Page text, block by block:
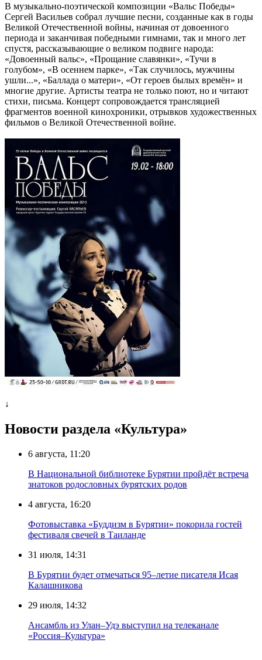
В музыкально-поэтической композиции «Вальс Победы»
Сергей Васильев собрал лучшие песни, созданные как в годы
Великой Отечественной войны, начиная от довоенного
периода и заканчивая победными гимнами, так и много лет
спустя, рассказывающие о великом подвиге народа:
«Довоенный вальс», «Прощание славянки», «Тучи в
голубом», «В осеннем парке», «Так случилось, мужчины
ушли...», «Баллада о матери», «От героев былых времён» и
многие другие. Артисты театра не только поют, но и читают
стихи, письма. Концерт сопровождается трансляцией
фрагментов военной кинохроники, отрывков художественных
фильмов о Великой Отечественной войне.
↓
Новости раздела «Культура»
6 августа, 11:20
В Национальной библиотеке Бурятии пройдёт встреча
знатоков родословных бурятских родов
4 августа, 16:20
Фотовыставка «Буддизм в Бурятии» покорила гостей
фестиваля свечей в Таиланде
31 июля, 14:31
В Бурятии будет отмечаться 95–летие писателя Исая
Калашникова
29 июля, 14:32
Ансамбль из Улан–Удэ выступил на телеканале
«Россия–Культура»